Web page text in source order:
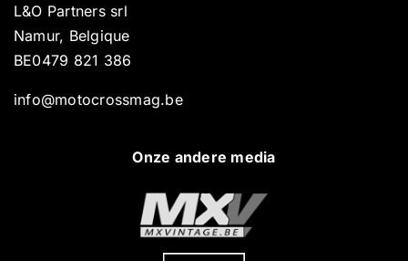
L&O Partners srl
Namur, Belgique
BE0479 821 386
info@motocrossmag.be
Onze andere media